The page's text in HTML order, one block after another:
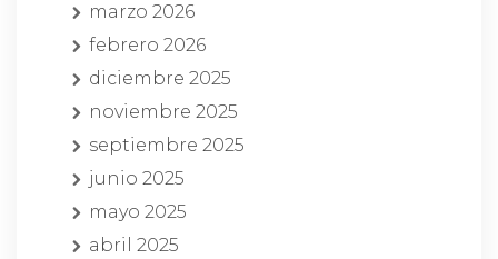
marzo 2026
febrero 2026
diciembre 2025
noviembre 2025
septiembre 2025
junio 2025
mayo 2025
abril 2025